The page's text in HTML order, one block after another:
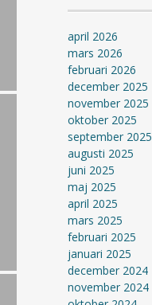
april 2026
mars 2026
februari 2026
december 2025
november 2025
oktober 2025
september 2025
augusti 2025
juni 2025
maj 2025
april 2025
mars 2025
februari 2025
januari 2025
december 2024
november 2024